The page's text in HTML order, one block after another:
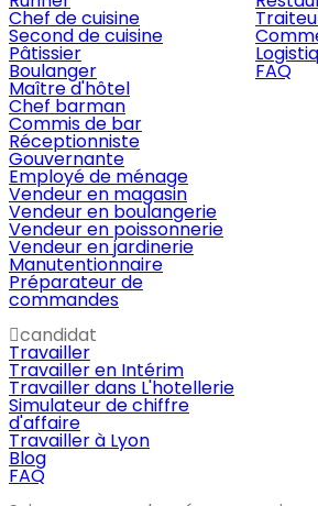
Chef de cuisine
Second de cuisine
Pâtissier
Boulanger
Maître d'hôtel
Chef barman
Commis de bar
Réceptionniste
Gouvernante
Employé de ménage
Vendeur en magasin
Vendeur en boulangerie
Vendeur en poissonnerie
Vendeur en jardinerie
Manutentionnaire
Préparateur de
commandes
FAQ
candidat
Travailler
Travailler en Intérim
Travailler dans L'hotellerie
Simulateur de chiffre
d'affaire
Travailler à Lyon
Blog
FAQ